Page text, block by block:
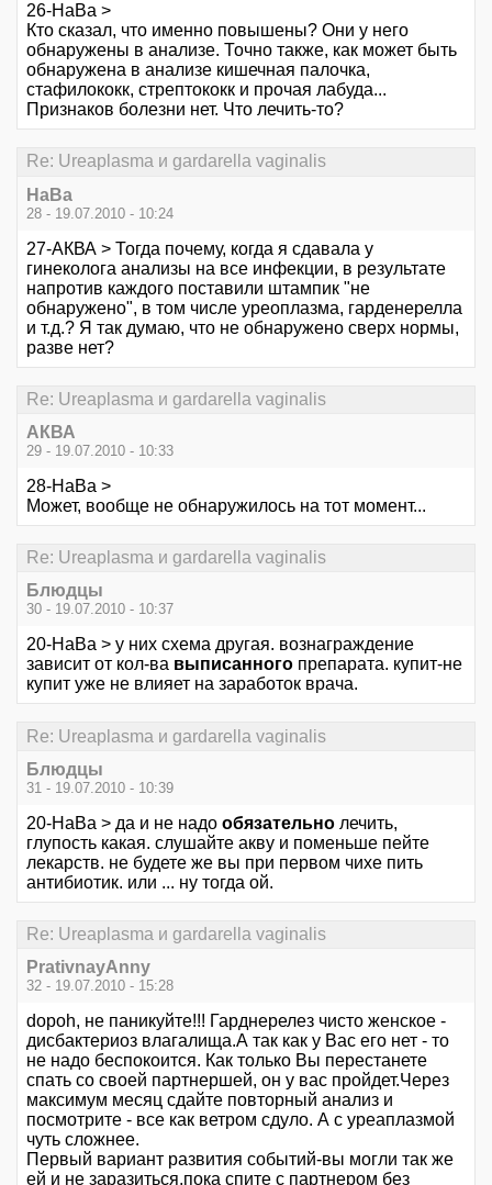
26-НаВа >
Кто сказал, что именно повышены? Они у него
обнаружены в анализе. Точно также, как может быть
обнаружена в анализе кишечная палочка,
стафилококк, стрептококк и прочая лабуда...
Признаков болезни нет. Что лечить-то?
Re: Ureaplasma и gardarella vaginalis
НаВа
28 - 19.07.2010 - 10:24
27-АКВА > Тогда почему, когда я сдавала у
гинеколога анализы на все инфекции, в результате
напротив каждого поставили штампик "не
обнаружено", в том числе уреоплазма, гарденерелла
и т.д.? Я так думаю, что не обнаружено сверх нормы,
разве нет?
Re: Ureaplasma и gardarella vaginalis
АКВА
29 - 19.07.2010 - 10:33
28-НаВа >
Может, вообще не обнаружилось на тот момент...
Re: Ureaplasma и gardarella vaginalis
Блюдцы
30 - 19.07.2010 - 10:37
20-НаВа > у них схема другая. вознаграждение
зависит от кол-ва выписанного препарата. купит-не
купит уже не влияет на заработок врача.
Re: Ureaplasma и gardarella vaginalis
Блюдцы
31 - 19.07.2010 - 10:39
20-НаВа > да и не надо обязательно лечить,
глупость какая. слушайте акву и поменьше пейте
лекарств. не будете же вы при первом чихе пить
антибиотик. или ... ну тогда ой.
Re: Ureaplasma и gardarella vaginalis
PrativnayAnny
32 - 19.07.2010 - 15:28
dopoh, не паникуйте!!! Гарднерелез чисто женское -
дисбактериоз влагалища.А так как у Вас его нет - то
не надо беспокоится. Как только Вы перестанете
спать со своей партнершей, он у вас пройдет.Через
максимум месяц сдайте повторный анализ и
посмотрите - все как ветром сдуло. А с уреаплазмой
чуть сложнее.
Первый вариант развития событий-вы могли так же
ей и не заразиться,пока спите с партнером без